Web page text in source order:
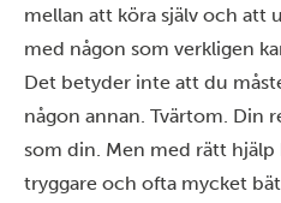
mellan att köra själv och att
med någon som verkligen
Det betyder inte att du
någon annan. Tvärtom. Din
som din. Men med rätt
tryggare och ofta mycket